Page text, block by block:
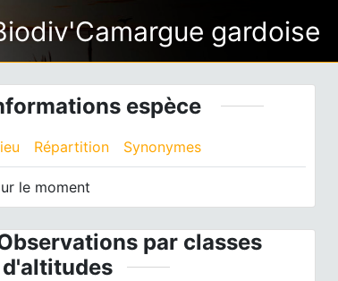
gardoise
espèce
Répartition Synonymes
le moment
par classes
d'altitudes